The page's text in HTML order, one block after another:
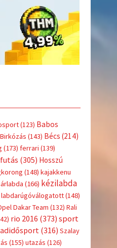
(123) Babos
Birkózás (143) Bécs (214)
(173) ferrari (139)
futás (305) Hosszú
(148) kajakkenu
(166) kézilabda
labdarúgóválogatott(148)
Dakar Team (132) Rali
rio 2016 (373) sport
(316) Szalay
(155) utazás (126)